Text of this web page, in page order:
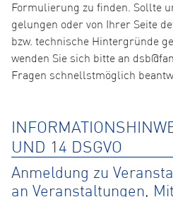
Formulierung zu finden. Sollte
gelungen oder von Ihrer Seite
bzw. technische Hintergründe
wenden Sie sich bitte an
Fragen schnellstmöglich
UND 14 DSGVO
Anmeldung zu
an Veranstaltungen,